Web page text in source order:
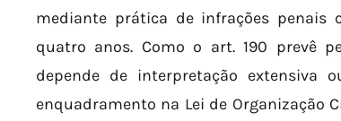
mediante prática de infrações penais
quatro anos. Como o art. 190 prevê
depende de interpretação extensiva
enquadramento na Lei de